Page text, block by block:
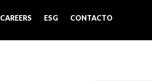
CAREERS ESG CONTACTO